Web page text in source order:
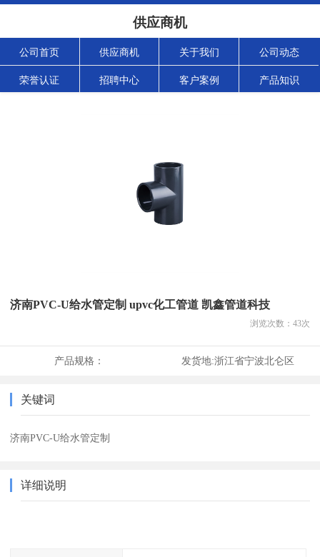
供应商机
公司首页 供应商机 关于我们 公司动态
荣誉认证 招聘中心 客户案例 产品知识
济南PVC-U给水管定制 upvc化工管道 凯鑫管道科技
浏览次数： 43次
产品规格： 发货地:浙江省宁波北仑区
关键词
济南PVC-U给水管定制
详细说明